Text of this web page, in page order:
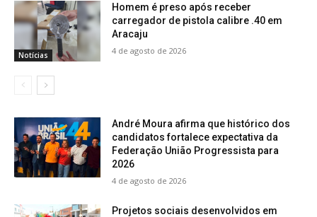
Notícias
Homem é preso após receber
carregador de pistola calibre .40 em
Aracaju
4 de agosto de 2026
André Moura afirma que histórico dos
candidatos fortalece expectativa da
Federação União Progressista para
2026
4 de agosto de 2026
Projetos sociais desenvolvidos em